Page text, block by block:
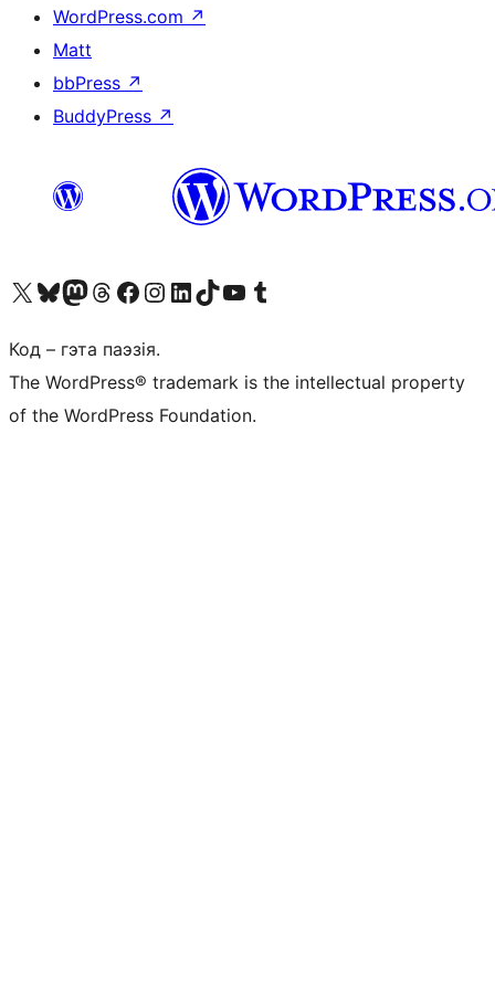
WordPress.com ↗
Matt
bbPress ↗
BuddyPress ↗
Наведайце наш акаўнт у X (былы Twitter)
Visit our Bluesky account
Visit our Mastodon account
Visit our Threads account
Наведаеце нашу старонку на Facebook
Наведайце наш Instagram
Наведайце нашу старонку ў LinkedIn
Visit our TikTok account
Наведайце наш YouTube каналVisit our Tumblr account
Код – гэта паэзія.
The WordPress® trademark is the intellectual property
of the WordPress Foundation.